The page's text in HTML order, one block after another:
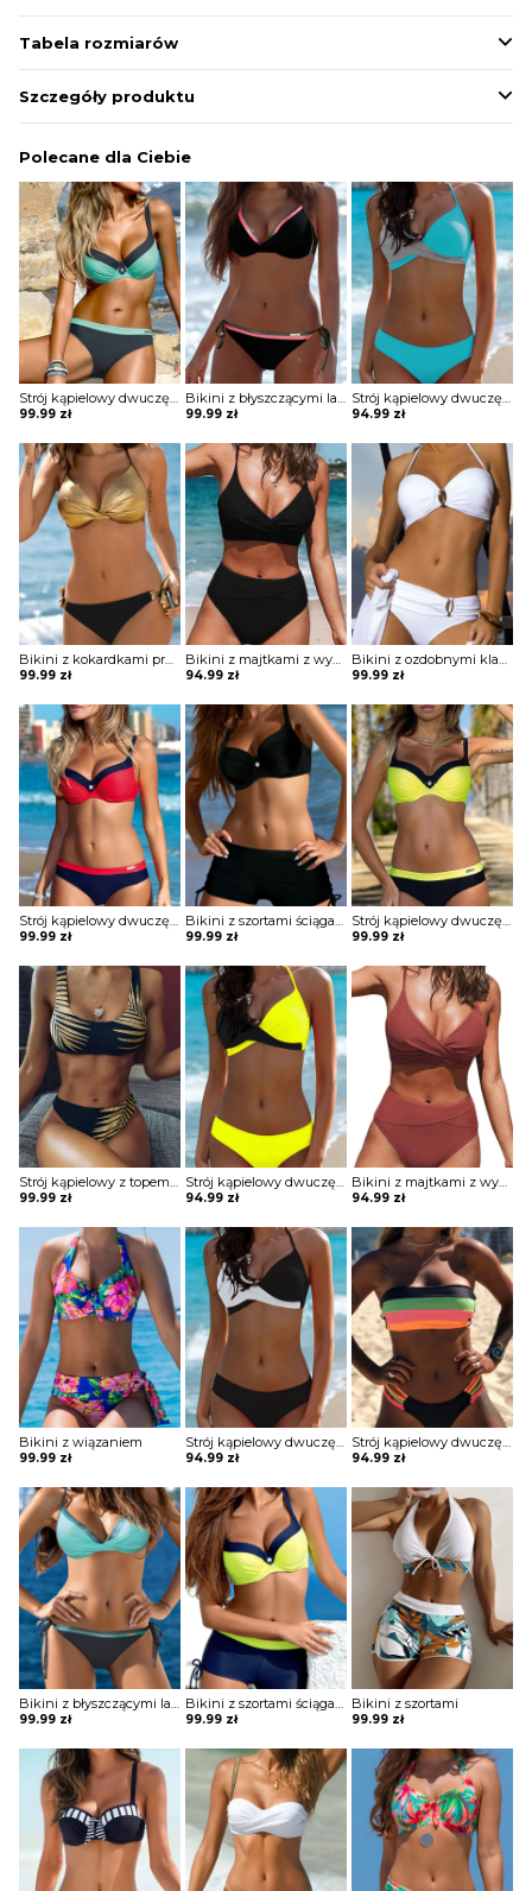
Tabela rozmiarów
Szczegóły produktu
Polecane dla Ciebie
99.99 zł 99.99 zł 94.99 zł
99.99 zł
Bikini z majtkami z wysokim stanem
94.99 zł 99.99 zł
99.99 zł 99.99 zł 99.99 zł
99.99 zł 94.99 zł
Bikini z majtkami z wysokim stanem
94.99 zł
Bikini z wiązaniem
99.99 zł
Strój kąpielowy dwuczęściowy o klasycznym kroju
94.99 zł
Strój kąpielowy dwuczęściowy z górą bez ramiączek
94.99 zł
Bikini z błyszczącymi lamówkami
99.99 zł
Bikini z szortami ściąganymi po bokach
99.99 zł
Bikini z szortami
99.99 zł